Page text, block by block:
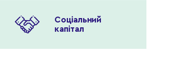
Соціальний
капітал